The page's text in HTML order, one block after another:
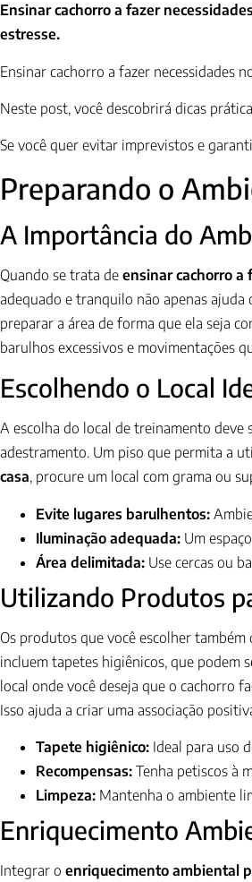
Ensinar cachorro a fazer
estresse.
Ensinar cachorro a fazer necessidades
Neste post, você descobrirá dicas
Se você quer evitar imprevistos e
Preparando o
A Importância do
Quando se trata de ensinar cachorro a
adequado e tranquilo não apenas ajuda
preparar a área de forma que ela seja
barulhos excessivos e movimentações
Escolhendo o Local
A escolha do local de treinamento deve
adestramento. Um piso que permita a
casa, procure um local com grama ou
Evite lugares barulhentos:
Iluminação adequada: Um
Área delimitada: Use cercas ou
Utilizando Produtos
Os produtos que você escolher
incluem tapetes higiênicos, que podem
local onde você deseja que o cachorro
Isso ajuda a criar uma associação
Tapete higiênico: Ideal para uso
Recompensas: Tenha petiscos à
Limpeza: Mantenha o ambiente
Enriquecimento
Integrar o enriquecimento ambiental